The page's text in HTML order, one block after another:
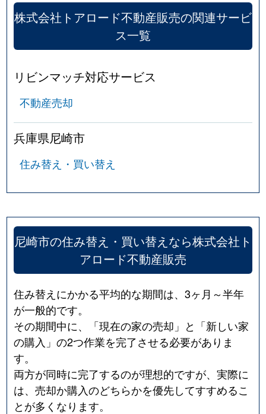
株式会社トアロード不動産販売の関連サービ
ス一覧
リビンマッチ対応サービス
不動産売却
兵庫県尼崎市
住み替え・買い替え
尼崎市の住み替え・買い替えなら株式会社ト
アロード不動産販売
住み替えにかかる平均的な期間は、3ヶ月～半年
が一般的です。
その期間中に、「現在の家の売却」と「新しい家
の購入」の2つ作業を完了させる必要がありま
す。
両方が同時に完了するのが理想的ですが、実際に
は、売却か購入のどちらかを優先してすすめるこ
とが多くなります。